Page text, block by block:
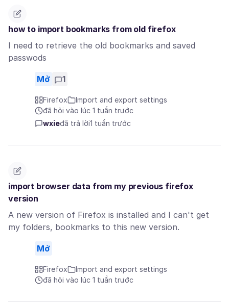
how to import bookmarks from old firefox
I need to retrieve the old bookmarks and saved
passwods
Mở 1
Firefox
Import and export settings
đã hỏi vào lúc 1 tuần trước
wxieđã trả lời1 tuần trước
import browser data from my previous firefox
version
A new version of Firefox is installed and I can't get
my folders, bookmarks to this new version.
Mở
Firefox
Import and export settings
đã hỏi vào lúc 1 tuần trước